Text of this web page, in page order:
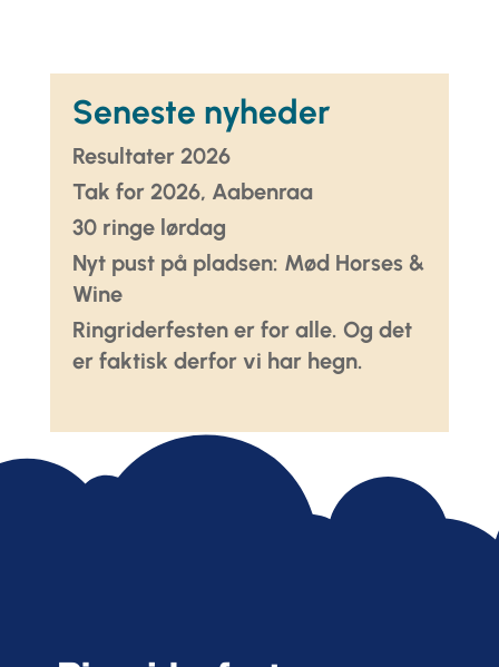
Seneste nyheder
Resultater 2026
Tak for 2026, Aabenraa
30 ringe lørdag
Nyt pust på pladsen: Mød Horses &
Wine
Ringriderfesten er for alle. Og det
er faktisk derfor vi har hegn.